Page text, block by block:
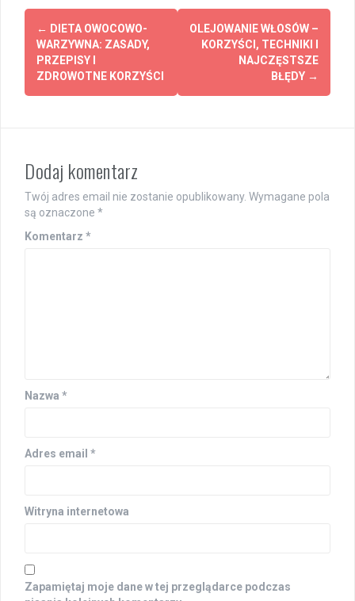
Post
navigation
← DIETA OWOCOWO-
WARZYWNA: ZASADY,
PRZEPISY I
ZDROWOTNE KORZYŚCI
OLEJOWANIE WŁOSÓW –
KORZYŚCI, TECHNIKI I
NAJCZĘSTSZE
BŁĘDY →
Dodaj komentarz
Twój adres email nie zostanie opublikowany. Wymagane pola
są oznaczone *
Komentarz *
Nazwa *
Adres email *
Witryna internetowa
Zapamiętaj moje dane w tej przeglądarce podczas